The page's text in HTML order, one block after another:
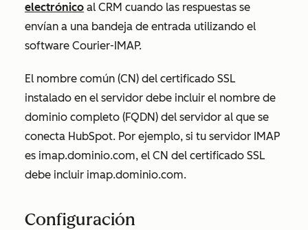
electrónico al CRM cuando las respuestas se
envían a una bandeja de entrada utilizando el
software Courier-IMAP.
El nombre común (CN) del certificado SSL
instalado en el servidor debe incluir el nombre de
dominio completo (FQDN) del servidor al que se
conecta HubSpot. Por ejemplo, si tu servidor IMAP
es imap.dominio.com, el CN del certificado SSL
debe incluir imap.dominio.com.
Configuración